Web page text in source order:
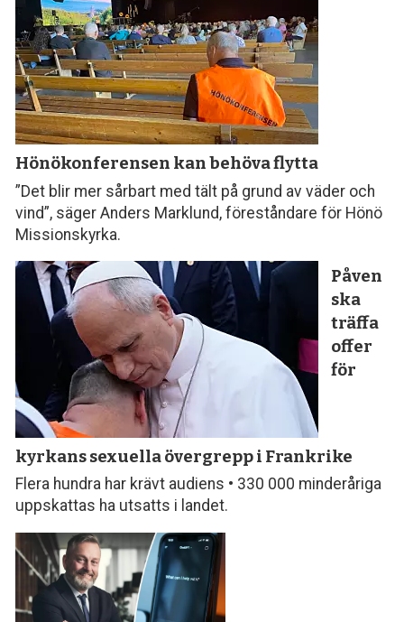
Hönökonferensen kan behöva flytta
”Det blir mer sårbart med tält på grund av väder och
vind”, säger Anders Marklund, föreståndare för Hönö
Missionskyrka.
Påven
ska
träffa
offer
för
kyrkans sexuella övergrepp i Frankrike
Flera hundra har krävt audiens • 330 000 minderåriga
uppskattas ha utsatts i landet.